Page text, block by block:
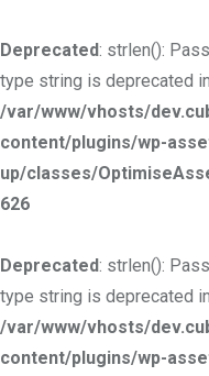
Deprecated: strlen():
type string is deprecated in
/var/www/vhosts/
content/plugins/wp-
up/classes/
626
Deprecated: strlen():
type string is deprecated in
/var/www/vhosts/
content/plugins/wp-